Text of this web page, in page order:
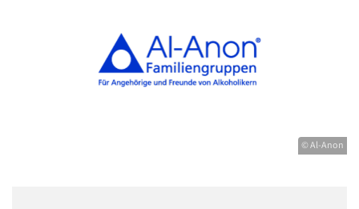
© Al-Anon